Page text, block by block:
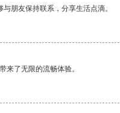
朋友保持联系，分享生活点滴。
来了无限的流畅体验。